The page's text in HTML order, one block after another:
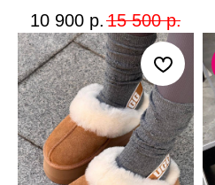
10 900 р. 15 500 р.